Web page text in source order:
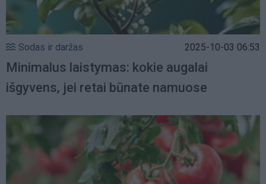
Sodas ir daržas 2025-10-03 06:53
Minimalus laistymas: kokie augalai
išgyvens, jei retai būnate namuose